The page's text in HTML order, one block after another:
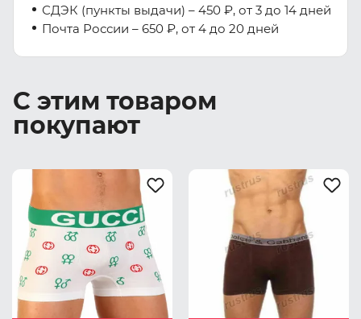
СДЭК (пункты выдачи) – 450 ₽, от 3 до 14 дней
Почта России – 650 ₽, от 4 до 20 дней
С этим товаром
покупают